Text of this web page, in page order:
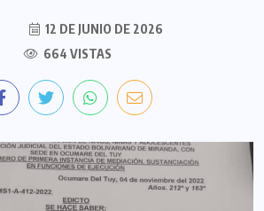
12 DE JUNIO DE 2026
664 VISTAS